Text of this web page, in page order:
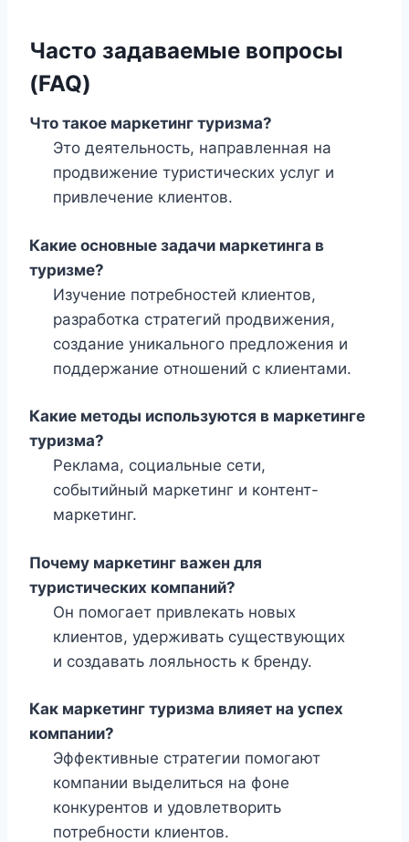
Часто задаваемые вопросы
(FAQ)
Что такое маркетинг туризма?
Это деятельность, направленная на
продвижение туристических услуг и
привлечение клиентов.
Какие основные задачи маркетинга в
туризме?
Изучение потребностей клиентов,
разработка стратегий продвижения,
создание уникального предложения и
поддержание отношений с клиентами.
Какие методы используются в маркетинге
туризма?
Реклама, социальные сети,
событийный маркетинг и контент-
маркетинг.
Почему маркетинг важен для
туристических компаний?
Он помогает привлекать новых
клиентов, удерживать существующих
и создавать лояльность к бренду.
Как маркетинг туризма влияет на успех
компании?
Эффективные стратегии помогают
компании выделиться на фоне
конкурентов и удовлетворить
потребности клиентов.